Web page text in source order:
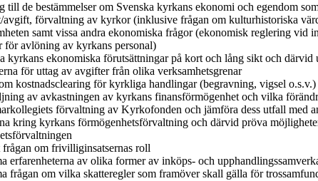
till de bestämmelser om Svenska kyrkans ekonomi och egendom
förvaltning av kyrkor (inklusive frågan om kulturhistoriska
samt vissa andra ekonomiska frågor (ekonomisk reglering
för avlöning av kyrkans personal)
kyrkans ekonomiska förutsättningar på kort och lång sikt och
för uttag av avgifter från olika verksamhetsgrenar
kostnadsclearing för kyrkliga handlingar (begravning, vigsel
av avkastningen av kyrkans finansförmögenhet och vilka
förvaltning av Kyrkofonden och jämföra dess utfall
kring kyrkans förmögenhetsförvaltning och därvid pröva
frågan om frivilliginsatsernas roll
erfarenheterna av olika former av inköps- och
frågan om vilka skatteregler som framöver skall gälla för